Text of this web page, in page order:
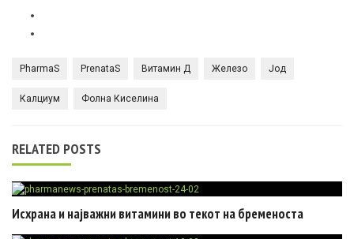
PharmaS PrenataS Витамин Д Железо Јод
Калциум Фолна Киселина
RELATED POSTS
Исхрана и најважни витамини во текот на бременоста